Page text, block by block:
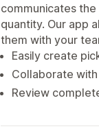
communicates
quantity. Our app
them with your
Easily create
Collaborate
Review